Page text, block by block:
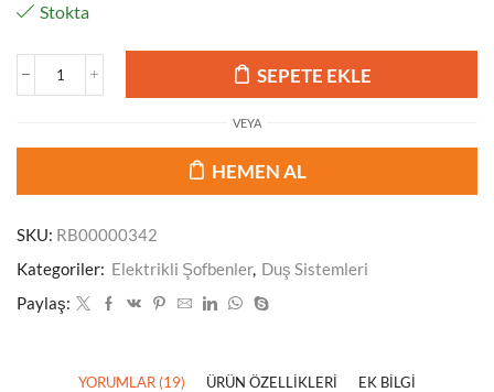
Stokta
SEPETE EKLE
VEYA
HEMEN AL
SKU: RB00000342
Kategoriler: Elektrikli Şofbenler, Duş Sistemleri
Paylaş:
YORUMLAR (19) ÜRÜN ÖZELLIKLERI EK BILGI